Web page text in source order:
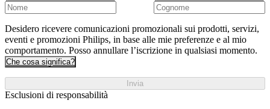
Desidero ricevere comunicazioni promozionali sui prodotti, servizi,
eventi e promozioni Philips, in base alle mie preferenze e al mio
comportamento. Posso annullare l’iscrizione in qualsiasi momento.
Che cosa significa?
Invia
Esclusioni di responsabilità